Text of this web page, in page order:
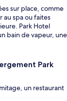
sur place, comme
au spa ou faites
Park Hotel
bain de vapeur, une
Park
un restaurant